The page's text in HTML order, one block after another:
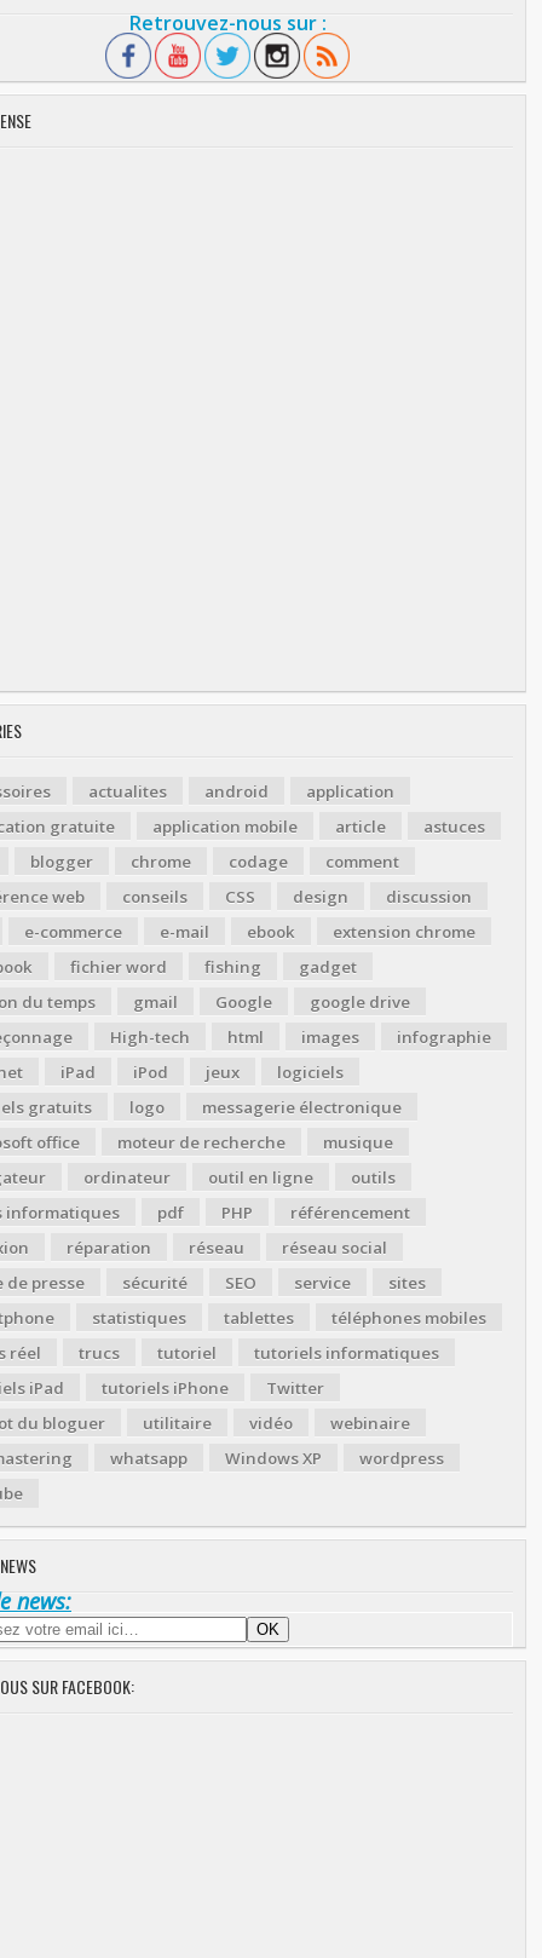
Retrouvez-nous sur :
actualites android
application
gratuite
application mobile article
astuces
blogger
chrome codage
comment
web
conseils CSS design
discussion
e-commerce
e-mail ebook
extension chrome
fichier word fishing
gadget
du temps
gmail Google
google drive
High-tech html images
infographie
iPad iPod jeux
logiciels
gratuits
logo
messagerie électronique
office
moteur de recherche
musique
ordinateur outil en ligne
outils
informatiques
pdf PHP
référencement
réparation réseau
réseau social
de presse
sécurité SEO service
sites
statistiques tablettes
téléphones mobiles
réel
trucs tutoriel
tutoriels informatiques
iPad
tutoriels iPhone
Twitter
du bloguer
utilitaire vidéo
webinaire
whatsapp Windows XP
wordpress
news:
SUR FACEBOOK: